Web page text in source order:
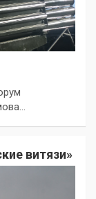
витязи»